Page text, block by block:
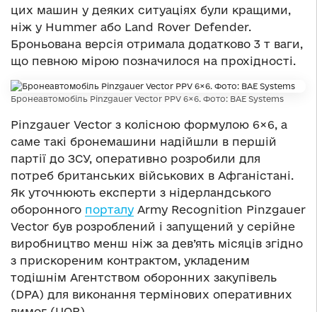
цих машин у деяких ситуаціях були кращими,
ніж у Hummer або Land Rover Defender.
Броньована версія отримала додатково 3 т ваги,
що певною мірою позначилося на прохідності.
Бронеавтомобіль Pinzgauer Vector PPV 6×6. Фото: BAE Systems
Pinzgauer Vector з колісною формулою 6×6, а
саме такі бронемашини надійшли в першій
партії до ЗСУ, оперативно розробили для
потреб британських військових в Афганістані.
Як уточнюють експерти з нідерландського
оборонного порталу Army Recognition Pinzgauer
Vector був розроблений і запущений у серійне
виробництво менш ніж за дев’ять місяців згідно
з прискореним контрактом, укладеним
тодішнім Агентством оборонних закупівель
(DPA) для виконання термінових оперативних